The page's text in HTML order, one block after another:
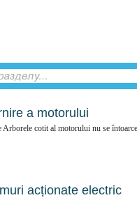
a motorului
cotit al motorului nu se
acționate electric